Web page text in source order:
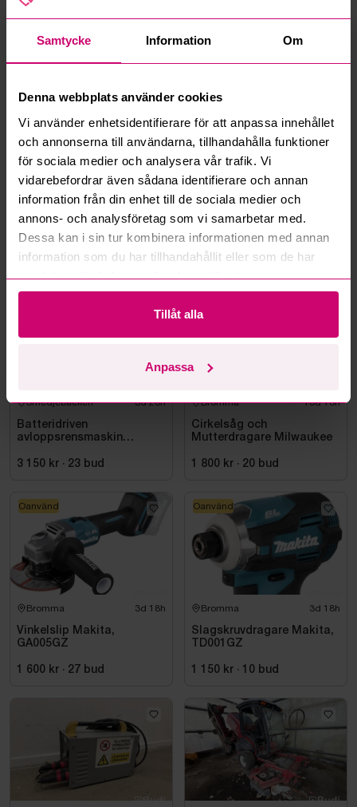
Samtycke Information Om
Denna webbplats använder cookies
Vi använder enhetsidentifierare för att anpassa innehållet
och annonserna till användarna, tillhandahålla funktioner
för sociala medier och analysera vår trafik. Vi
vidarebefordrar även sådana identifierare och annan
information från din enhet till de sociala medier och
annons- och analysföretag som vi samarbetar med.
Dessa kan i sin tur kombinera informationen med annan
information som du har tillhandahållit eller som de har
samlat in när du har använt deras tjänster.
Tillåt alla
Anpassa
Hur fungerar maxbud?
Hur fungerar budmotorn?
Kan jag ångra ett bud?
Kan ni frakta mina vunna objekt?
Läs fler frågor och svar
Mer från samma kategori
Smedjebacken 3d 20h
Batteridriven
avloppsrensmaskin
FSSM-121 | Oanvänd
3 150 kr · 23 bud
Bromma 10d 16h
Cirkelsåg och
Mutterdragare Milwaukee
1 800 kr · 20 bud
Bromma 3d 18h
Vinkelslip Makita,
GA005GZ
1 600 kr · 27 bud
Oanvänd
Bromma 3d 18h
Slagskruvdragare Makita,
TD001GZ
1 150 kr · 10 bud
Oanvänd